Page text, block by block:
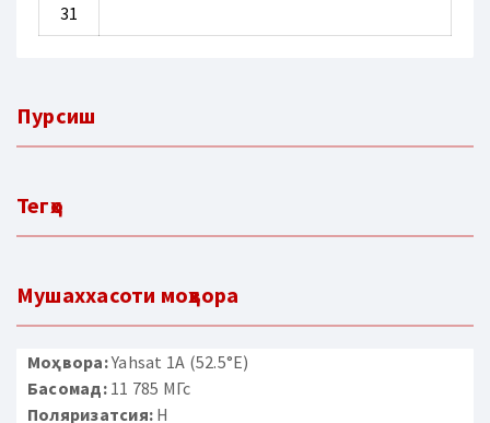
31
Пурсиш
Тегҳо
Мушаххасоти моҳвора
Моҳвора:Yahsat 1A (52.5°E)
Басомад:11 785 МГс
Поляризатсия: H